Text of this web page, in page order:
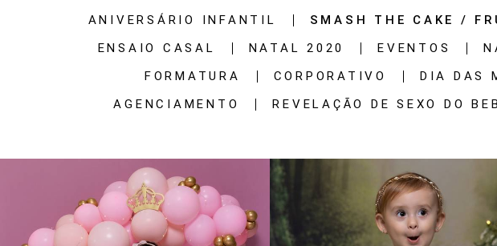
ANIVERSÁRIO INFANTIL
SMASH THE CAKE /
ENSAIO CASAL
NATAL 2020 EVENTOS
FORMATURA
CORPORATIVO DIA DAS
AGENCIAMENTO
REVELAÇÃO DE SEXO DO